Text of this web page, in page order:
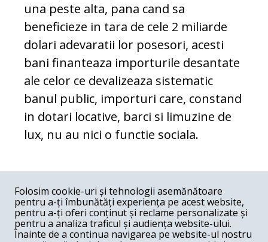
una peste alta, pana cand sa
beneficieze in tara de cele 2 miliarde
dolari adevaratii lor posesori, acesti
bani finanteaza importurile desantate
ale celor ce devalizeaza sistematic
banul public, importuri care, constand
in dotari locative, barci si limuzine de
lux, nu au nici o functie sociala.
COMENTARII
Nume
Folosim cookie-uri și tehnologii asemănătoare
pentru a-ți îmbunătăți experiența pe acest website,
pentru a-ți oferi conținut și reclame personalizate și
pentru a analiza traficul și audiența website-ului.
Înainte de a continua navigarea pe website-ul nostru